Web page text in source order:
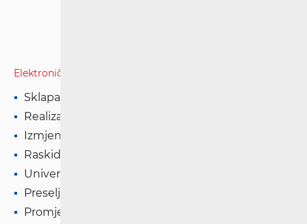
Elektroničke komunikacije
Sklapanje ugovora
Realizacija usluge u nepokretnoj mreži
Izmjena ugovornih uvjeta
Raskid ugovora
Univerzalna usluga
Preseljenje usluge
Promjena operatora i prenosivost broja